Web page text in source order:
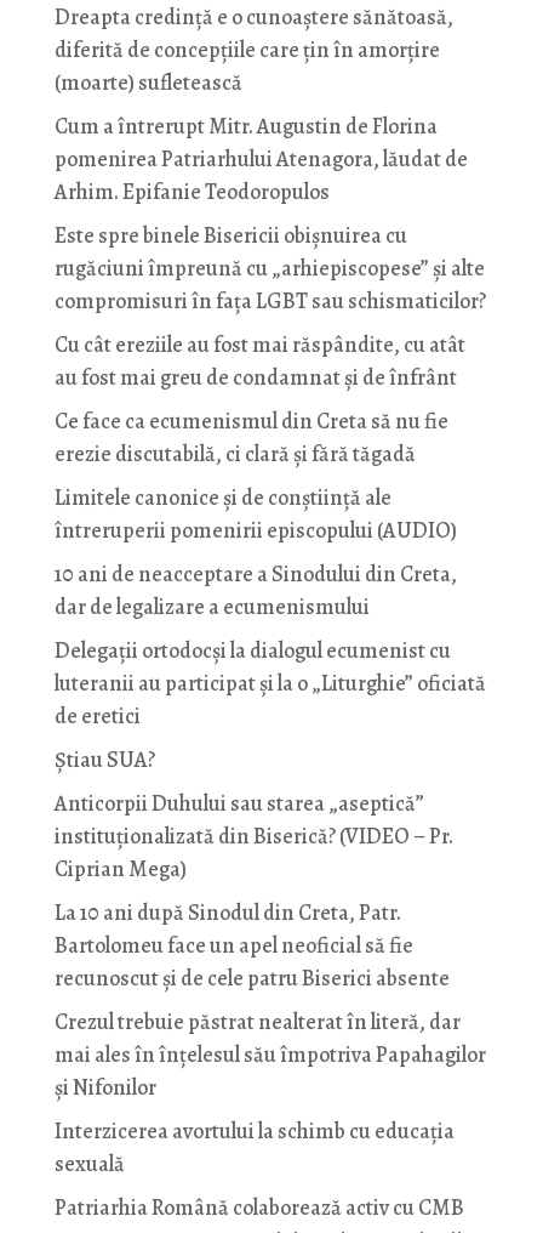
Dreapta credință e o cunoaștere sănătoasă,
diferită de concepțiile care țin în amorțire
(moarte) sufletească
Cum a întrerupt Mitr. Augustin de Florina
pomenirea Patriarhului Atenagora, lăudat de
Arhim. Epifanie Teodoropulos
Este spre binele Bisericii obișnuirea cu
rugăciuni împreună cu „arhiepiscopese” și alte
compromisuri în fața LGBT sau schismaticilor?
Cu cât ereziile au fost mai răspândite, cu atât
au fost mai greu de condamnat și de înfrânt
Ce face ca ecumenismul din Creta să nu fie
erezie discutabilă, ci clară și fără tăgadă
Limitele canonice și de conștiință ale
întreruperii pomenirii episcopului (AUDIO)
10 ani de neacceptare a Sinodului din Creta,
dar de legalizare a ecumenismului
Delegații ortodocși la dialogul ecumenist cu
luteranii au participat și la o „Liturghie” oficiată
de eretici
Știau SUA?
Anticorpii Duhului sau starea „aseptică”
instituționalizată din Biserică? (VIDEO – Pr.
Ciprian Mega)
La 10 ani după Sinodul din Creta, Patr.
Bartolomeu face un apel neoficial să fie
recunoscut și de cele patru Biserici absente
Crezul trebuie păstrat nealterat în literă, dar
mai ales în înțelesul său împotriva Papahagilor
și Nifonilor
Interzicerea avortului la schimb cu educaţia
sexuală
Patriarhia Română colaborează activ cu CMB